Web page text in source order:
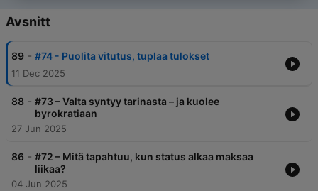
Avsnitt
89 - #74 - Puolita vitutus, tuplaa tulokset
11 Dec 2025
88 - #73 – Valta syntyy tarinasta – ja kuolee
byrokratiaan
27 Jun 2025
86 - #72 – Mitä tapahtuu, kun status alkaa maksaa
liikaa?
04 Jun 2025